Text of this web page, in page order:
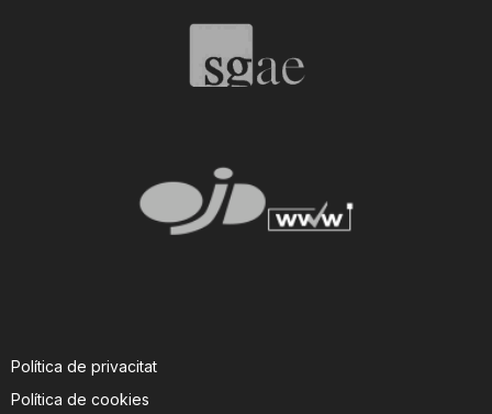
g
Política de privacitat
Política de cookies